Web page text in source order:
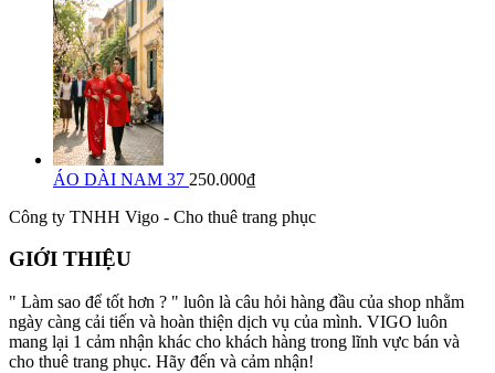
ÁO DÀI NAM 37 250.000₫
Công ty TNHH Vigo - Cho thuê trang phục
GIỚI THIỆU
" Làm sao để tốt hơn ? " luôn là câu hỏi hàng đầu của shop nhằm
ngày càng cải tiến và hoàn thiện dịch vụ của mình. VIGO luôn
mang lại 1 cảm nhận khác cho khách hàng trong lĩnh vực bán và
cho thuê trang phục. Hãy đến và cảm nhận!